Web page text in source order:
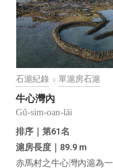
石滬紀錄 單滬房石滬
牛心灣內
Gû-sim-oan-lāi
排序｜第61名
滬房長度｜89.9 m
赤馬村之牛心灣內滬為